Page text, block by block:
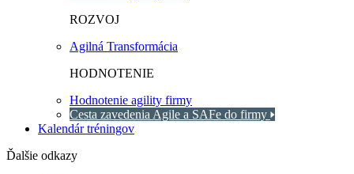
ROZVOJ
Agilná Transformácia
HODNOTENIE
Hodnotenie agility firmy
Cesta zavedenia Agile a SAFe do firmy
Kalendár tréningov
Ďalšie odkazy